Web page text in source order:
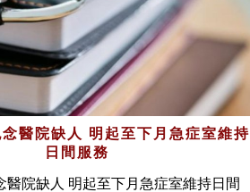
醫院缺人 明起至下月急症室維持
日間服務
醫院缺人 明起至下月急症室維持日間